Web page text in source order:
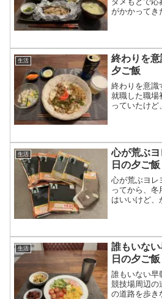
がかかってき
生活
終わりを
夕ご飯
終わりを意識
就職した職場
っていたけど
生活
心が荒ぶ
日の夕ご飯
心が荒ぶヨレ
ってから、
はいいけど、
生活
誰もいな
日の夕ご飯
誰もいない早
競技場周辺の
の道路を歩き